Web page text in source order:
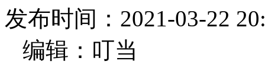
发布时间：2021-03-22
编辑：叮当